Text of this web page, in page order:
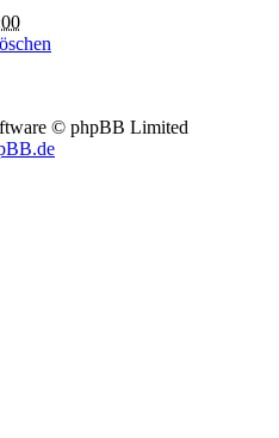
© phpBB Limited